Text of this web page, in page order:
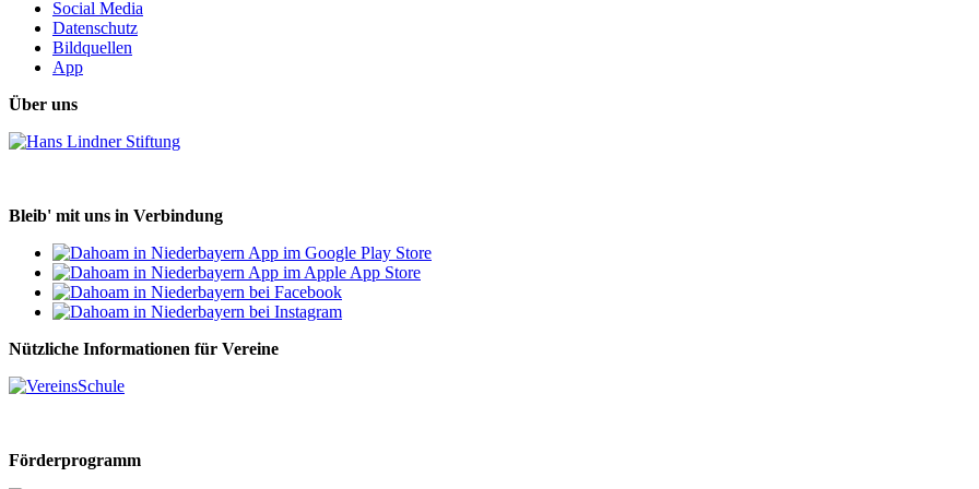
Social Media
Datenschutz
Bildquellen
App
Über uns
Bleib' mit uns in Verbindung
Nützliche Informationen für Vereine
Förderprogramm